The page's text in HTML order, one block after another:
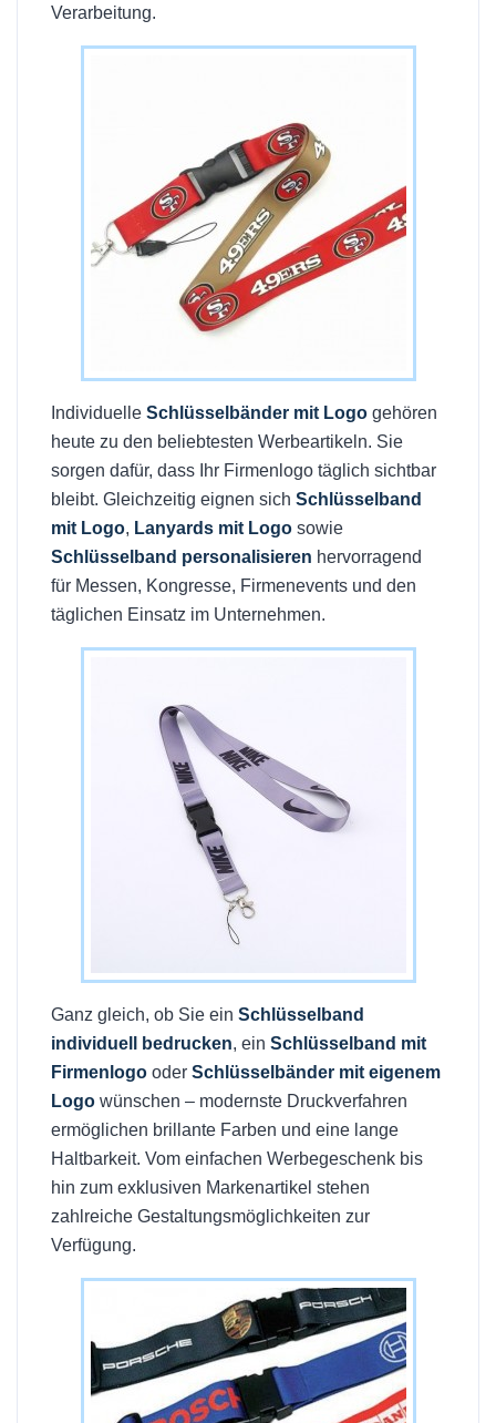
Verarbeitung.
Individuelle Schlüsselbänder mit Logo gehören
heute zu den beliebtesten Werbeartikeln. Sie
sorgen dafür, dass Ihr Firmenlogo täglich sichtbar
bleibt. Gleichzeitig eignen sich Schlüsselband
mit Logo, Lanyards mit Logo sowie
Schlüsselband personalisieren hervorragend
für Messen, Kongresse, Firmenevents und den
täglichen Einsatz im Unternehmen.
Ganz gleich, ob Sie ein Schlüsselband
individuell bedrucken, ein Schlüsselband mit
Firmenlogo oder Schlüsselbänder mit eigenem
Logo wünschen – modernste Druckverfahren
ermöglichen brillante Farben und eine lange
Haltbarkeit. Vom einfachen Werbegeschenk bis
hin zum exklusiven Markenartikel stehen
zahlreiche Gestaltungsmöglichkeiten zur
Verfügung.